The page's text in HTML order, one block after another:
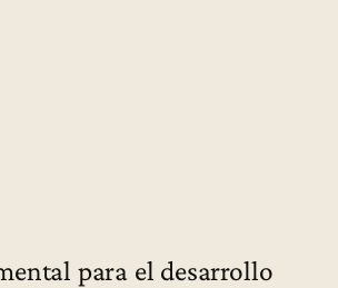
para el desarrollo